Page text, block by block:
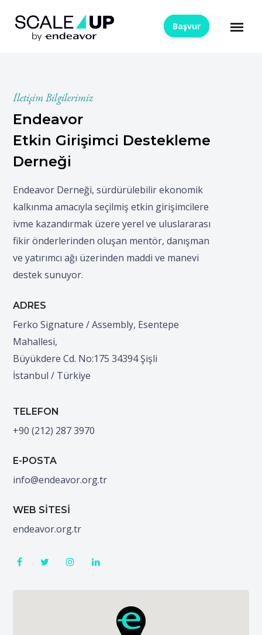
Başvur
İletişim Bilgilerimiz
Endeavor
Etkin Girişimci Destekleme
Derneği
Endeavor Derneği, sürdürülebilir ekonomik
kalkınma amacıyla seçilmiş etkin girişimcilere
ivme kazandırmak üzere yerel ve uluslararası
fikir önderlerinden oluşan mentör, danışman
ve yatırımcı ağı üzerinden maddi ve manevi
destek sunuyor.
ADRES
Ferko Signature / Assembly, Esentepe
Mahallesi,
Büyükdere Cd. No:175 34394 Şişli
İstanbul / Türkiye
TELEFON
+90 (212) 287 3970
E-POSTA
info@endeavor.org.tr
WEB SİTESİ
endeavor.org.tr